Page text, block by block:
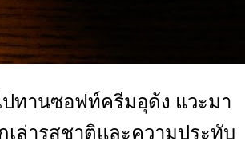
ปทานซอฟท์ครีมอุด้ง แวะมา
เล่ารสชาติและความประทับ